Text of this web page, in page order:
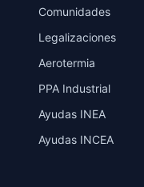
Comunidades
Legalizaciones
Aerotermia
PPA Industrial
Ayudas INEA
Ayudas INCEA